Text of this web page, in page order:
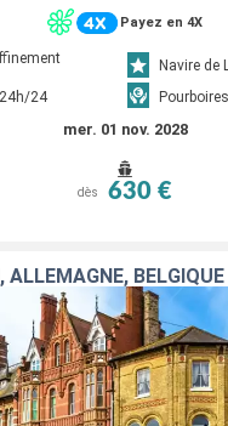
Payez en 4X
Navire de
24
mer. 01 nov. 2028
dès 630 €
ALLEMAGNE, BELGIQUE